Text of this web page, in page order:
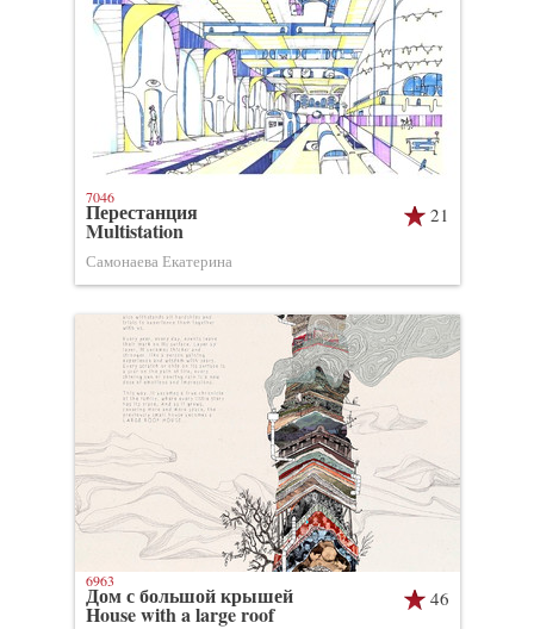
21
Перестанция
Multistation
Самонаева Екатерина
7046
46
Дом с большой крышей
House with a large roof
6963